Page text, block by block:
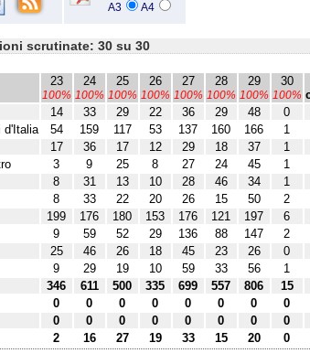
A3
A4
scrutinate: 30 su 30
23
100%
24
100%
25
100%
26
100%
27
100%
28
100%
29
100%
30
100%
14 33 29 22 36 29 48 0
d'Italia
54 159 117 53 137 160 166 1
17 36 17 12 29 18 37 1
3 9 25 8 27 24 45 1
8 31 13 10 28 46 34 1
8 33 22 20 26 15 50 2
199 176 180 153 176 121 197 6
9 59 52 29 136 88 147 2
25 46 26 18 45 23 26 0
9 29 19 10 59 33 56 1
346 611 500 335 699 557 806 15
0 0 0 0 0 0 0 0
0 0 0 0 0 0 0 0
2 16 27 19 33 15 20 0